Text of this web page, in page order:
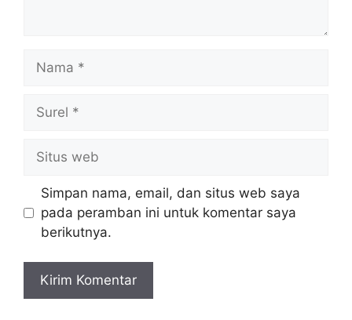
web
Simpan nama, email, dan situs web saya
pada peramban ini untuk komentar saya
berikutnya.